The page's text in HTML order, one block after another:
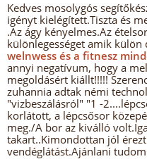
Kedves mosolygós
igényt kielégített.Tiszta és
.Az ágy kényelmes.Az
különlegességet amik külön
welnwess és a fitnesz
annyi negatívum, hogy a
megoldásért kiállt!!!!!
zuhannia adtak némi
"vizbeszálásról" "1 -
korlátott, a lépcsősor
meg./A bor az kiválló
takart..Kimondottan jól
vendéglátást.Ajánlani